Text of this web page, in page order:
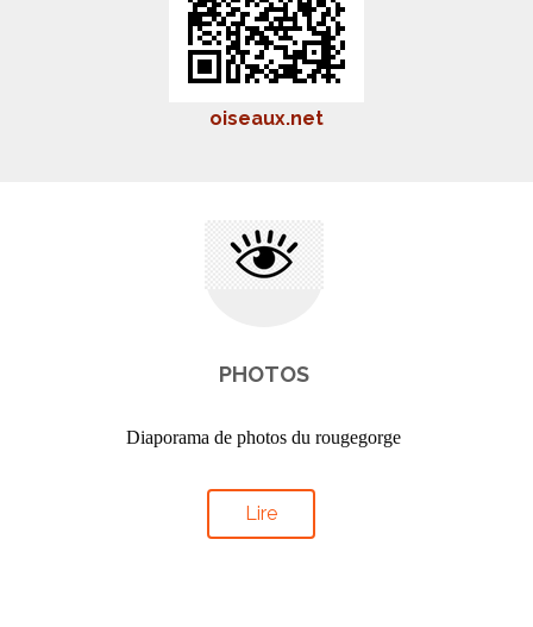
oiseaux.net
PHOTOS
Diaporama de photos du rougegorge
Lire